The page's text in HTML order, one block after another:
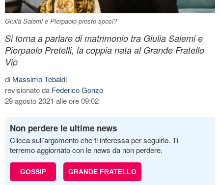
Giulia Salemi e Pierpaolo presto sposi?
Si torna a parlare di matrimonio tra Giulia Salemi e
Pierpaolo Pretelli, la coppia nata al Grande Fratello
Vip
di Massimo Tebaldi
revisionato da Federico Gonzo
29 agosto 2021 alle ore 09:02
Non perdere le ultime news
Clicca sull’argomento che ti interessa per seguirlo. Ti
terremo aggiornato con le news da non perdere.
GOSSIP GRANDE FRATELLO